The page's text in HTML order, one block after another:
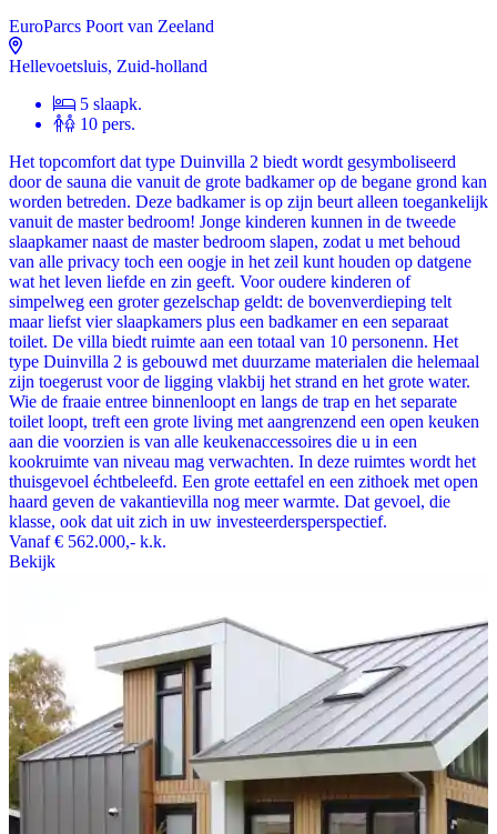
EuroParcs Poort van Zeeland
Hellevoetsluis, Zuid-holland
5 slaapk.
10 pers.
Het topcomfort dat type Duinvilla 2 biedt wordt gesymboliseerd
door de sauna die vanuit de grote badkamer op de begane grond kan
worden betreden. Deze badkamer is op zijn beurt alleen toegankelijk
vanuit de master bedroom! Jonge kinderen kunnen in de tweede
slaapkamer naast de master bedroom slapen, zodat u met behoud
van alle privacy toch een oogje in het zeil kunt houden op datgene
wat het leven liefde en zin geeft. Voor oudere kinderen of
simpelweg een groter gezelschap geldt: de bovenverdieping telt
maar liefst vier slaapkamers plus een badkamer en een separaat
toilet. De villa biedt ruimte aan een totaal van 10 personenn. Het
type Duinvilla 2 is gebouwd met duurzame materialen die helemaal
zijn toegerust voor de ligging vlakbij het strand en het grote water.
Wie de fraaie entree binnenloopt en langs de trap en het separate
toilet loopt, treft een grote living met aangrenzend een open keuken
aan die voorzien is van alle keukenaccessoires die u in een
kookruimte van niveau mag verwachten. In deze ruimtes wordt het
thuisgevoel échtbeleefd. Een grote eettafel en een zithoek met open
haard geven de vakantievilla nog meer warmte. Dat gevoel, die
klasse, ook dat uit zich in uw investeerdersperspectief.
Vanaf € 562.000,- k.k.
Bekijk